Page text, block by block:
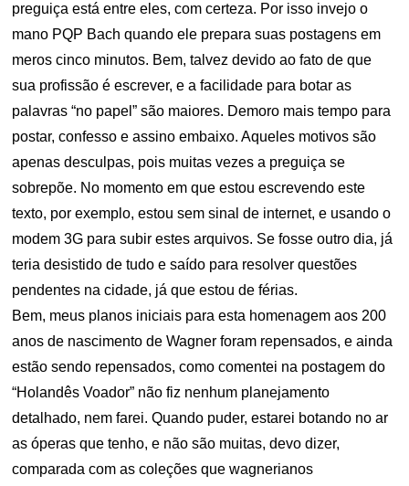
preguiça está entre eles, com certeza. Por isso invejo o
mano PQP Bach quando ele prepara suas postagens em
meros cinco minutos. Bem, talvez devido ao fato de que
sua profissão é escrever, e a facilidade para botar as
palavras “no papel” são maiores. Demoro mais tempo para
postar, confesso e assino embaixo. Aqueles motivos são
apenas desculpas, pois muitas vezes a preguiça se
sobrepõe. No momento em que estou escrevendo este
texto, por exemplo, estou sem sinal de internet, e usando o
modem 3G para subir estes arquivos. Se fosse outro dia, já
teria desistido de tudo e saído para resolver questões
pendentes na cidade, já que estou de férias.
Bem, meus planos iniciais para esta homenagem aos 200
anos de nascimento de Wagner foram repensados, e ainda
estão sendo repensados, como comentei na postagem do
“Holandês Voador” não fiz nenhum planejamento
detalhado, nem farei. Quando puder, estarei botando no ar
as óperas que tenho, e não são muitas, devo dizer,
comparada com as coleções que wagnerianos